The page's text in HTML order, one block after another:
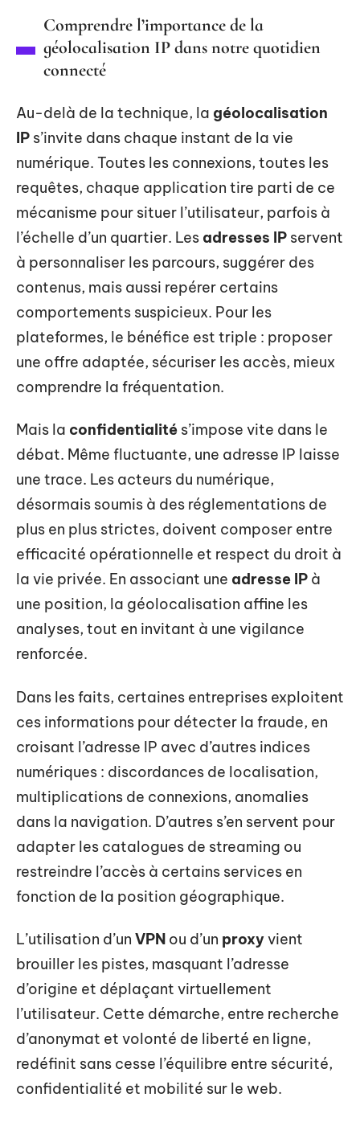
Comprendre l’importance de la
géolocalisation IP dans notre quotidien
connecté
Au-delà de la technique, la géolocalisation
IP s’invite dans chaque instant de la vie
numérique. Toutes les connexions, toutes les
requêtes, chaque application tire parti de ce
mécanisme pour situer l’utilisateur, parfois à
l’échelle d’un quartier. Les adresses IP servent
à personnaliser les parcours, suggérer des
contenus, mais aussi repérer certains
comportements suspicieux. Pour les
plateformes, le bénéfice est triple : proposer
une offre adaptée, sécuriser les accès, mieux
comprendre la fréquentation.
Mais la confidentialité s’impose vite dans le
débat. Même fluctuante, une adresse IP laisse
une trace. Les acteurs du numérique,
désormais soumis à des réglementations de
plus en plus strictes, doivent composer entre
efficacité opérationnelle et respect du droit à
la vie privée. En associant une adresse IP à
une position, la géolocalisation affine les
analyses, tout en invitant à une vigilance
renforcée.
Dans les faits, certaines entreprises exploitent
ces informations pour détecter la fraude, en
croisant l’adresse IP avec d’autres indices
numériques : discordances de localisation,
multiplications de connexions, anomalies
dans la navigation. D’autres s’en servent pour
adapter les catalogues de streaming ou
restreindre l’accès à certains services en
fonction de la position géographique.
L’utilisation d’un VPN ou d’un proxyvient
brouiller les pistes, masquant l’adresse
d’origine et déplaçant virtuellement
l’utilisateur. Cette démarche, entre recherche
d’anonymat et volonté de liberté en ligne,
redéfinit sans cesse l’équilibre entre sécurité,
confidentialité et mobilité sur le web.